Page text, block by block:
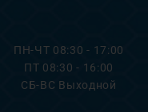
ПН-ЧТ 08:30 - 17:00
ПТ 08:30 - 16:00
СБ-ВС Выходной